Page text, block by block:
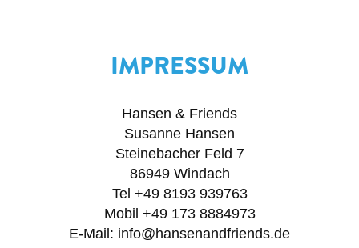
IMPRESSUM
Hansen & Friends
Susanne Hansen
Steinebacher Feld 7
86949 Windach
Tel +49 8193 939763
Mobil +49 173 8884973
E-Mail: info@hansenandfriends.de